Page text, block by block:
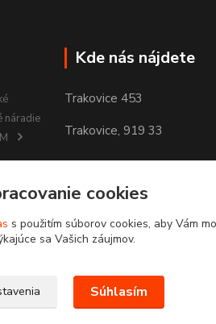
náradie
Kde nás nájdete
Trakovice 453
Trakovice, 919 33
cookies
s použitím súborov cookies, aby Vám
sa Vašich záujmov.
Súhlasím